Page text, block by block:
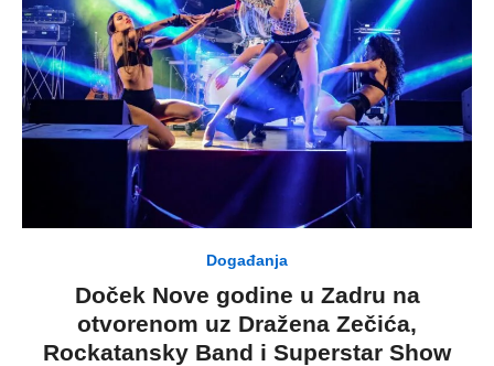
Događanja
Doček Nove godine u Zadru na
otvorenom uz Dražena Zečića,
Rockatansky Band i Superstar Show